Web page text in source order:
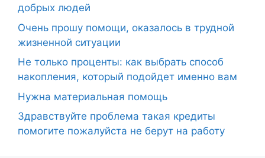
добрых людей
Очень прошу помощи, оказалось в трудной
жизненной ситуации
Не только проценты: как выбрать способ
накопления, который подойдет именно вам
Нужна материальная помощь
Здравствуйте проблема такая кредиты
помогите пожалуйста не берут на работу